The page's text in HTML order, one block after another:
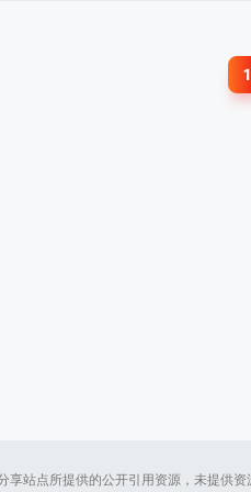
1
享站点所提供的公开引用资源，未提供